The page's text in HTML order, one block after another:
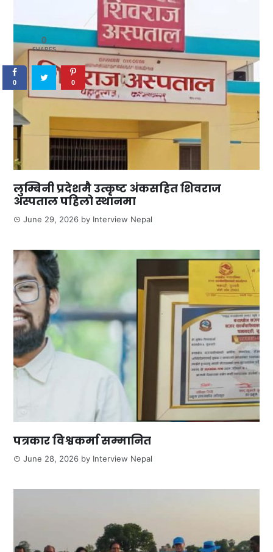
लुम्बिनी प्रदेशमै उत्कृष्ट अंकसहित शिवराज
अस्पताल पहिलो स्थानमा
June 29, 2026 by Interview Nepal
पत्रकार विश्वकर्मा सम्मानित
June 28, 2026 by Interview Nepal
0
SHARES
0 0